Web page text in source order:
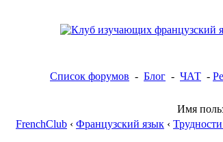
Список форумов - Блог - ЧАТ -
Имя
FrenchClub ‹ Французский язык ‹